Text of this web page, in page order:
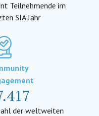
Teilnehmende im
SIA Jahr
der weltweiten